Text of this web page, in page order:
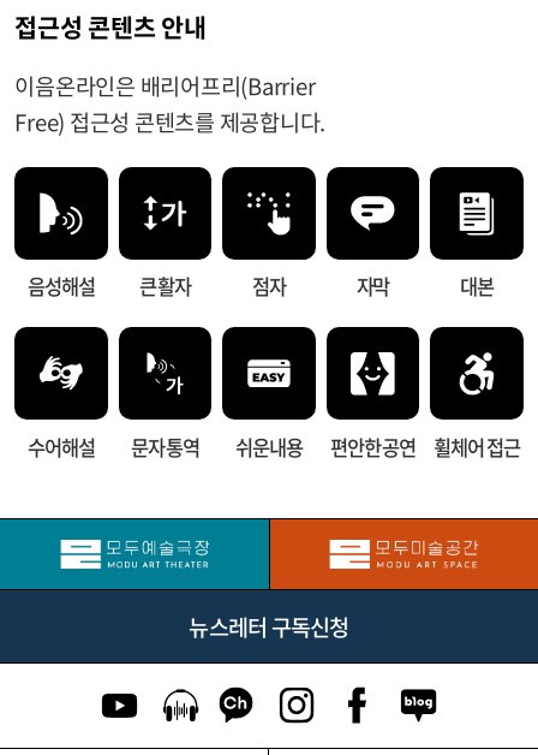
접근성 콘텐츠 안내
이음온라인은 배리어프리(Barrier
Free) 접근성 콘텐츠를 제공합니다.
음성해설 큰 활자 점자 자막 대본
수어해설 문자 통역 쉬운내용 편안한 공연 휠체어 접근
뉴스레터 구독신청
카카오톡 채널 이동
유튜브 이동팟캐스트 이동 네이버블로
페이스북 이동
인스타그램 이동